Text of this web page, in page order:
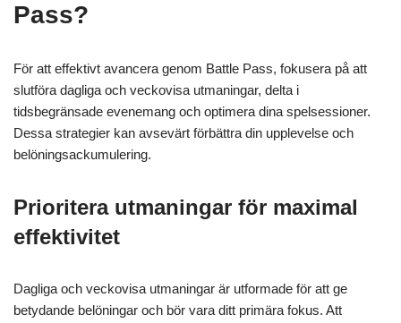
Pass?
För att effektivt avancera genom Battle Pass, fokusera på att
slutföra dagliga och veckovisa utmaningar, delta i
tidsbegränsade evenemang och optimera dina spelsessioner.
Dessa strategier kan avsevärt förbättra din upplevelse och
belöningsackumulering.
Prioritera utmaningar för maximal
effektivitet
Dagliga och veckovisa utmaningar är utformade för att ge
betydande belöningar och bör vara ditt primära fokus. Att